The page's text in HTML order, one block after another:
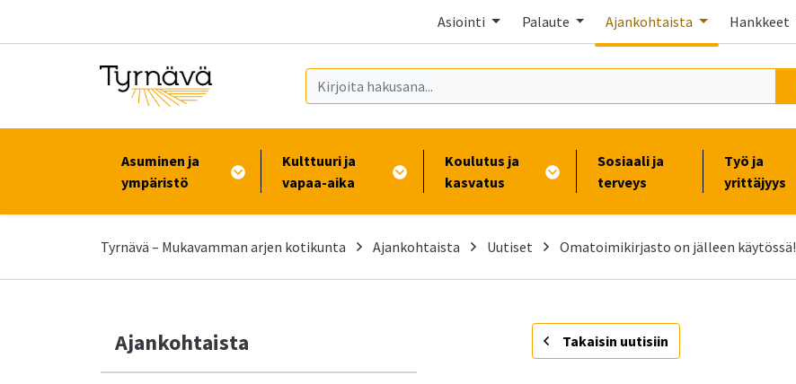
Asiointi Palaute Ajankohtaista Hankkeet
Asuminen ja
ympäristö
Kulttuuri ja
vapaa-aika
Koulutus ja
kasvatus
Sosiaali ja
terveys
Työ ja
yrittäjyys
Tyrnävä – Mukavamman arjen kotikunta Ajankohtaista Uutiset Omatoimikirjasto on jälleen käytössä!
Ajankohtaista - Takaisin uutisiin